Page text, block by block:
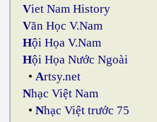
Viet Nam History
Văn Học V.Nam
Hội Họa V.Nam
Hội Họa Nước Ngoài
•Artsy.net
Nhạc Việt Nam
•Nhạc Việt trước 75